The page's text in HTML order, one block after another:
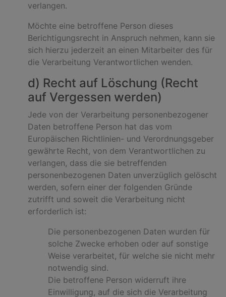
verlangen.
Möchte eine betroffene Person dieses
Berichtigungsrecht in Anspruch nehmen, kann sie
sich hierzu jederzeit an einen Mitarbeiter des für
die Verarbeitung Verantwortlichen wenden.
d) Recht auf Löschung (Recht
auf Vergessen werden)
Jede von der Verarbeitung personenbezogener
Daten betroffene Person hat das vom
Europäischen Richtlinien- und Verordnungsgeber
gewährte Recht, von dem Verantwortlichen zu
verlangen, dass die sie betreffenden
personenbezogenen Daten unverzüglich gelöscht
werden, sofern einer der folgenden Gründe
zutrifft und soweit die Verarbeitung nicht
erforderlich ist:
Die personenbezogenen Daten wurden für
solche Zwecke erhoben oder auf sonstige
Weise verarbeitet, für welche sie nicht mehr
notwendig sind.
Die betroffene Person widerruft ihre
Einwilligung, auf die sich die Verarbeitung